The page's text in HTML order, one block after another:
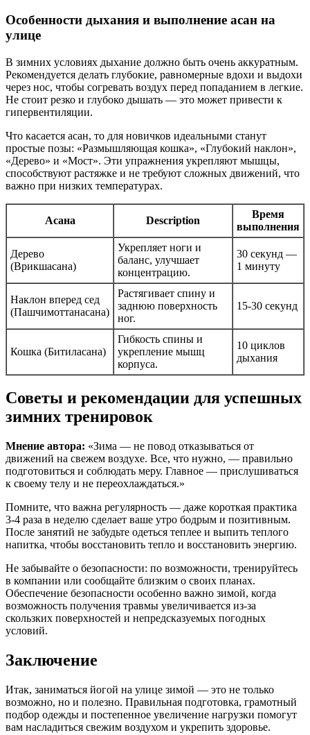
Особенности дыхания и выполнение асан на
улице
В зимних условиях дыхание должно быть очень аккуратным.
Рекомендуется делать глубокие, равномерные вдохи и выдохи
через нос, чтобы согревать воздух перед попаданием в легкие.
Не стоит резко и глубоко дышать — это может привести к
гипервентиляции.
Что касается асан, то для новичков идеальными станут
простые позы: «Размышляющая кошка», «Глубокий наклон»,
«Дерево» и «Мост». Эти упражнения укрепляют мышцы,
способствуют растяжке и не требуют сложных движений, что
важно при низких температурах.
Асана Description
Время
выполнения
Дерево
(Врикшасана)
Укрепляет ноги и
баланс, улучшает
концентрацию.
30 секунд —
1 минуту
Наклон вперед сед
(Пашчимоттанасана)
Растягивает спину и
заднюю поверхность
ног.
15-30 секунд
Кошка (Битиласана)
Гибкость спины и
укрепление мышц
корпуса.
10 циклов
дыхания
Советы и рекомендации для успешных
зимних тренировок
Мнение автора: «Зима — не повод отказываться от
движений на свежем воздухе. Все, что нужно, — правильно
подготовиться и соблюдать меру. Главное — прислушиваться
к своему телу и не переохлаждаться.»
Помните, что важна регулярность — даже короткая практика
3-4 раза в неделю сделает ваше утро бодрым и позитивным.
После занятий не забудьте одеться теплее и выпить теплого
напитка, чтобы восстановить тепло и восстановить энергию.
Не забывайте о безопасности: по возможности, тренируйтесь
в компании или сообщайте близким о своих планах.
Обеспечение безопасности особенно важно зимой, когда
возможность получения травмы увеличивается из-за
скользких поверхностей и непредсказуемых погодных
условий.
Заключение
Итак, заниматься йогой на улице зимой — это не только
возможно, но и полезно. Правильная подготовка, грамотный
подбор одежды и постепенное увеличение нагрузки помогут
вам насладиться свежим воздухом и укрепить здоровье.